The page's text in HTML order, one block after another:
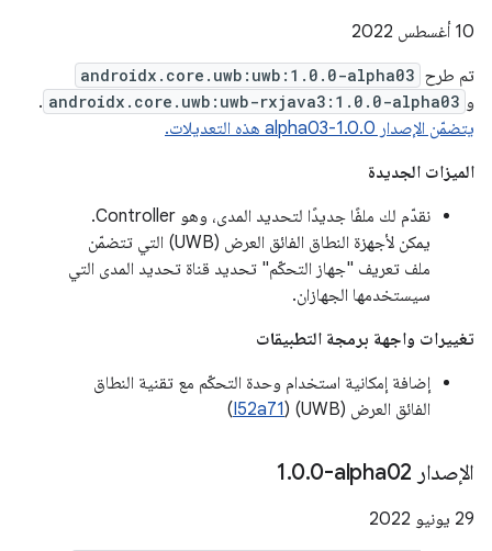
‫10 أغسطس 2022
تم طرح androidx.core.uwb:uwb:1.0.0-alpha03
و androidx.core.uwb:uwb-rxjava3:1.0.0-alpha03
.
يتضمّن الإصدار 1.0.0-alpha03 هذه التعديلات.
الميزات الجديدة
نقدّم لك ملفًا جديدًا لتحديد المدى، وهو Controller.
يمكن لأجهزة النطاق الفائق العرض (UWB) التي تتضمّن
ملف تعريف "جهاز التحكّم" تحديد قناة تحديد المدى التي
سيستخدمها الجهازان.
تغييرات واجهة برمجة التطبيقات
إضافة إمكانية استخدام وحدة التحكّم مع تقنية النطاق
الفائق العرض (UWB) (
I52a71
)
الإصدار ‎1 .0.0-alpha02
‫29 يونيو 2022